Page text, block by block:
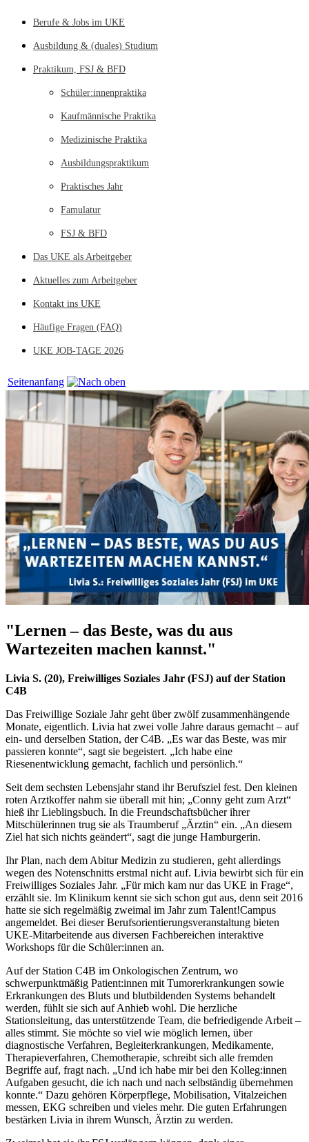
Berufe & Jobs im UKE
Ausbildung & (duales) Studium
Praktikum, FSJ & BFD
Schüler:innenpraktika
Kaufmännische Praktika
Medizinische Praktika
Ausbildungspraktikum
Praktisches Jahr
Famulatur
FSJ & BFD
Das UKE als Arbeitgeber
Aktuelles zum Arbeitgeber
Kontakt ins UKE
Häufige Fragen (FAQ)
UKE JOB-TAGE 2026
Seitenanfang
"Lernen – das Beste, was du aus
Wartezeiten machen kannst."
Livia S. (20), Freiwilliges Soziales Jahr (FSJ) auf der Station
C4B
Das Freiwillige Soziale Jahr geht über zwölf zusammenhängende
Monate, eigentlich. Livia hat zwei volle Jahre daraus gemacht – auf
ein- und derselben Station, der C4B. „Es war das Beste, was mir
passieren konnte“, sagt sie begeistert. „Ich habe eine
Riesenentwicklung gemacht, fachlich und persönlich.“
Seit dem sechsten Lebensjahr stand ihr Berufsziel fest. Den kleinen
roten Arztkoffer nahm sie überall mit hin; „Conny geht zum Arzt“
hieß ihr Lieblingsbuch. In die Freundschaftsbücher ihrer
Mitschülerinnen trug sie als Traumberuf „Ärztin“ ein. „An diesem
Ziel hat sich nichts geändert“, sagt die junge Hamburgerin.
Ihr Plan, nach dem Abitur Medizin zu studieren, geht allerdings
wegen des Notenschnitts erstmal nicht auf. Livia bewirbt sich für ein
Freiwilliges Soziales Jahr. „Für mich kam nur das UKE in Frage“,
erzählt sie. Im Klinikum kennt sie sich schon gut aus, denn seit 2016
hatte sie sich regelmäßig zweimal im Jahr zum Talent!Campus
angemeldet. Bei dieser Berufsorientierungsveranstaltung bieten
UKE-Mitarbeitende aus diversen Fachbereichen interaktive
Workshops für die Schüler:innen an.
Auf der Station C4B im Onkologischen Zentrum, wo
schwerpunktmäßig Patient:innen mit Tumorerkrankungen sowie
Erkrankungen des Bluts und blutbildenden Systems behandelt
werden, fühlt sie sich auf Anhieb wohl. Die herzliche
Stationsleitung, das unterstützende Team, die befriedigende Arbeit –
alles stimmt. Sie möchte so viel wie möglich lernen, über
diagnostische Verfahren, Begleiterkrankungen, Medikamente,
Therapieverfahren, Chemotherapie, schreibt sich alle fremden
Begriffe auf, fragt nach. „Und ich habe mir bei den Kolleg:innen
Aufgaben gesucht, die ich nach und nach selbständig übernehmen
konnte.“ Dazu gehören Körperpflege, Mobilisation, Vitalzeichen
messen, EKG schreiben und vieles mehr. Die guten Erfahrungen
bestärken Livia in ihrem Wunsch, Ärztin zu werden.